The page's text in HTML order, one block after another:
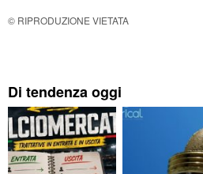
© RIPRODUZIONE VIETATA
Di tendenza oggi